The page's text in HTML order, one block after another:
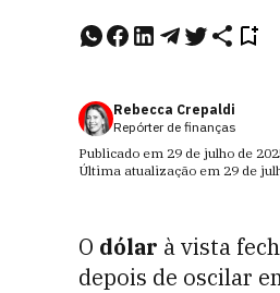
Rebecca Crepaldi
Repórter de finanças
Publicado em 29 de julho de
Última atualização em 29 de
O dólar à vista
depois de oscilar